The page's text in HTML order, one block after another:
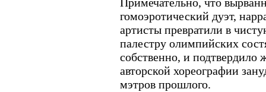
гомоэротический дуэт,
артисты превратили в
палестру олимпийских
собственно, и подтвердило
авторской хореографии
мэтров прошлого.